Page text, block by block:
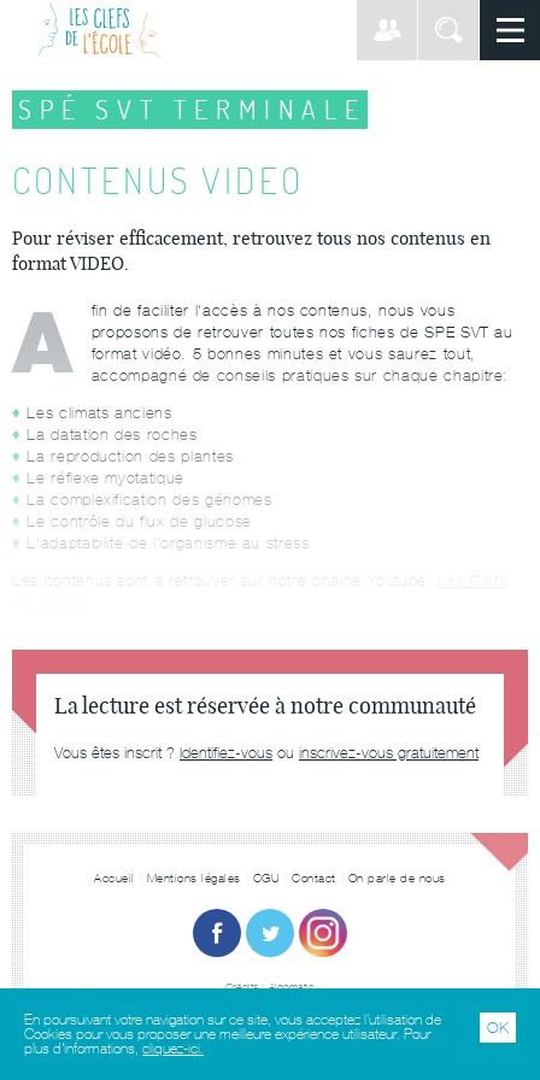
SPÉ SVT TERMINALE
CONTENUS VIDEO
Pour réviser efficacement, retrouvez tous nos contenus en
format VIDEO.
A
fin de faciliter l'accès à nos contenus, nous vous
proposons de retrouver toutes nos fiches de SPE SVT au
format vidéo. 5 bonnes minutes et vous saurez tout,
accompagné de conseils pratiques sur chaque chapitre:
Les climats anciens
La datation des roches
La reproduction des plantes
Le réflexe myotatique
La complexification des génomes
Le contrôle du flux de glucose
L'adaptabilité de l'organisme au stress
Les contenus sont à retrouver sur notre chaine Youtube:
La lecture est réservée à notre communauté
Vous êtes inscrit ? Identifiez-vous ou inscrivez-vous gratuitement
Accueil Mentions légales CGU Contact On parle de nous
Crédits :Algomatic
En poursuivant votre navigation sur ce site, vous acceptez l’utilisation de
Cookies pour vous proposer une meilleure expérience utilisateur. Pour
plus d'informations, cliquez-ici.
OK